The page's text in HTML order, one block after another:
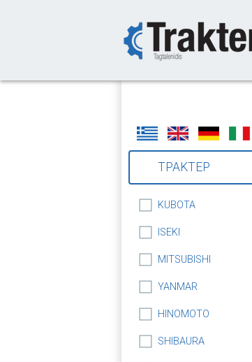
ΤΡΑΚΤΕΡ
KUBOTA
ISEKI
MITSUBISHI
YANMAR
HINOMOTO
SHIBAURA